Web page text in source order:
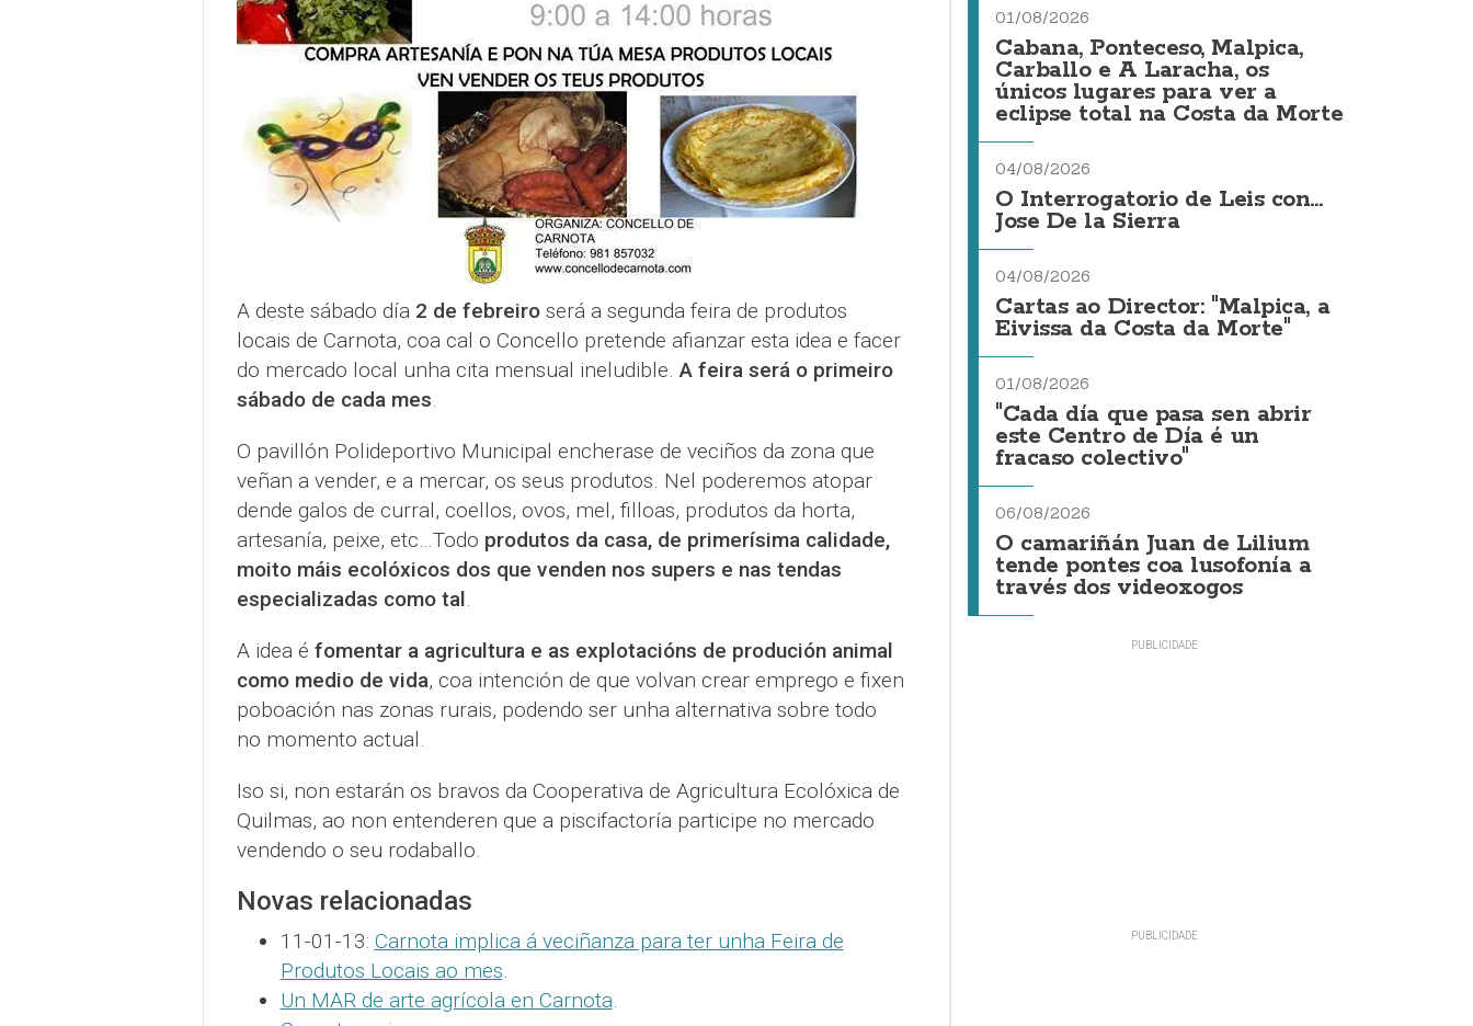
A deste sábado día2 de febreiro será a segunda feira de produtos
locais de Carnota, coa cal o Concello pretende afianzar esta idea e facer
do mercado local unha cita mensual ineludible.A feira será o primeiro
sábado de cada mes.
O pavillón Polideportivo Municipal encherase de veciños da zona que
veñan a vender, e a mercar, os seus produtos. Nel poderemos atopar
dende galos de curral, coellos, ovos, mel, filloas, produtos da horta,
artesanía, peixe, etc…Todo produtos da casa, de primerísima calidade,
moito máis ecolóxicos dos que venden nos supers e nas tendas
especializadas como tal.
A idea é fomentar a agricultura e as explotacións de produción animal
como medio de vida, coa intención de que volvan crear emprego e fixen
poboación nas zonas rurais, podendo ser unha alternativa sobre todo
no momento actual.
Iso si, non estarán os bravos da Cooperativa de Agricultura Ecolóxica de
Quilmas, ao non entenderen que a piscifactoría participe no mercado
vendendo o seu rodaballo.
Novas relacionadas
11-01-13: Carnota implica á veciñanza para ter unha Feira de
Produtos Locais ao mes.
Un MAR de arte agrícola en Carnota.
01/08/2026
Cabana, Ponteceso, Malpica,
Carballo e A Laracha, os
únicos lugares para ver a
eclipse total na Costa da Morte
04/08/2026
O Interrogatorio de Leis con...
Jose De la Sierra
04/08/2026
Cartas ao Director: "Malpica, a
Eivissa da Costa da Morte"
01/08/2026
"Cada día que pasa sen abrir
este Centro de Día é un
fracaso colectivo"
06/08/2026
O camariñán Juan de Lilium
tende pontes coa lusofonía a
través dos videoxogos